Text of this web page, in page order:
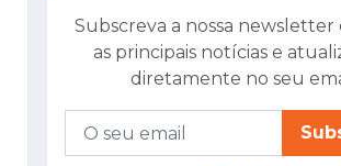
Subscreva a nossa newsletter
as principais notícias e
diretamente no seu